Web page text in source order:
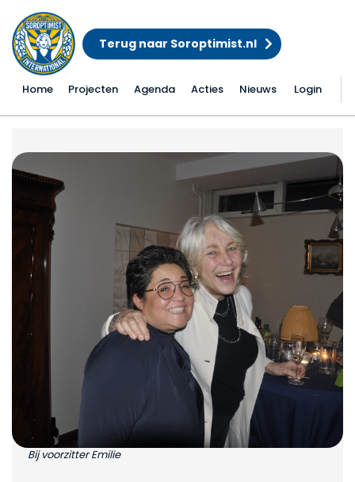
Terug naar Soroptimist.nl
Home Projecten Agenda Acties Nieuws Login
Bij voorzitter Emilie